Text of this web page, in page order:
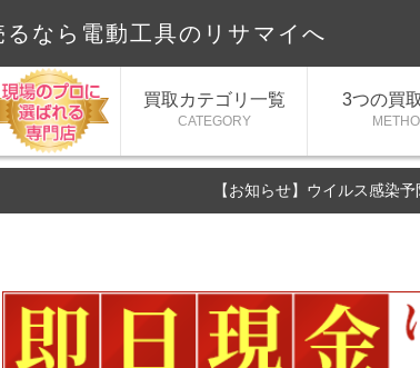
なら電動工具のリサマイへ
買取カテゴリ一覧
CATEGORY
3つの買
【お知らせ】ウイルス感染